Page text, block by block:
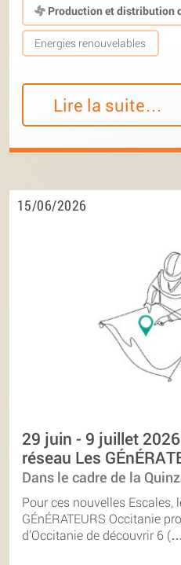
Production et distribution
Energies renouvelables
Lire la suite…
15/06/2026
29 juin - 9 juillet
réseau Les
Dans le cadre de la
Pour ces nouvelles Escales,
GÉnÉRATEURS Occitanie
d’Occitanie de découvrir 6